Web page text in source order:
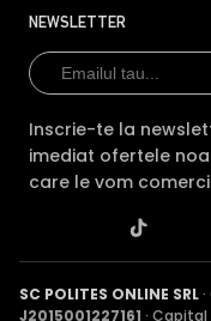
NEWSLETTER
Inscrie-te la
imediat ofertele
care le vom
SC POLITES ONLINE SRL
J2015001227161 · Capital